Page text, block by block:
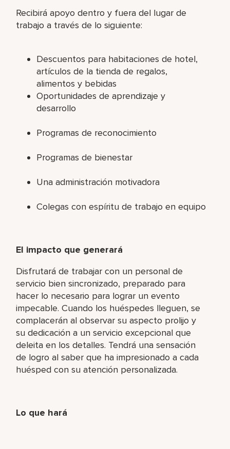
Recibirá apoyo dentro y fuera del lugar de
trabajo a través de lo siguiente:
Descuentos para habitaciones de hotel,
artículos de la tienda de regalos,
alimentos y bebidas
Oportunidades de aprendizaje y
desarrollo
Programas de reconocimiento
Programas de bienestar
Una administración motivadora
Colegas con espíritu de trabajo en equipo
El impacto que generará
Disfrutará de trabajar con un personal de
servicio bien sincronizado, preparado para
hacer lo necesario para lograr un evento
impecable. Cuando los huéspedes lleguen, se
complacerán al observar su aspecto prolijo y
su dedicación a un servicio excepcional que
deleita en los detalles. Tendrá una sensación
de logro al saber que ha impresionado a cada
huésped con su atención personalizada.
Lo que hará